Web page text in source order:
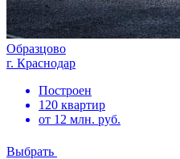
Образцово
г. Краснодар
Построен
120 квартир
от 12 млн. руб.
Выбрать